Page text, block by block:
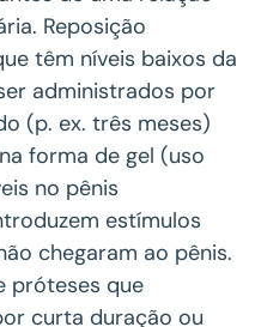
Reposição
têm níveis baixos da
administrados por
(p. ex. três meses)
forma de gel (uso
no pênis
estímulos
chegaram ao pênis.
próteses que
curta duração ou